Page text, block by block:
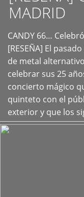
MADRID
CANDY 66…
[RESEÑA] El
de metal
celebrar sus 25
concierto mágico
quinteto con el
exterior y que los